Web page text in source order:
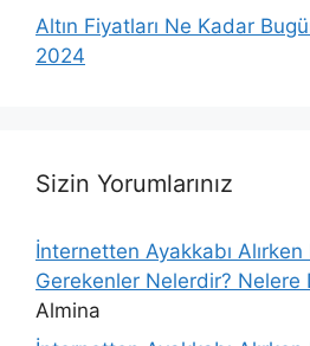
Altın Fiyatları Ne Kadar
2024
Sizin Yorumlarınız
İnternetten Ayakkabı
Gerekenler Nelerdir? Nelere
Almina